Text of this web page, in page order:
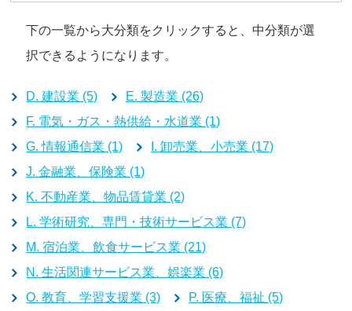
下の一覧から大分類をクリックすると、中分類が選
択できるようになります。
D. 建設業 (5)
E. 製造業 (26)
F. 電気・ガス・熱供給・水道業 (1)
G. 情報通信業 (1)
I. 卸売業、小売業 (17)
J. 金融業、保険業 (1)
K. 不動産業、物品賃貸業 (2)
L. 学術研究、専門・技術サービス業 (7)
M. 宿泊業、飲食サービス業 (21)
N. 生活関連サービス業、娯楽業 (6)
O. 教育、学習支援業 (3)
P. 医療、福祉 (5)